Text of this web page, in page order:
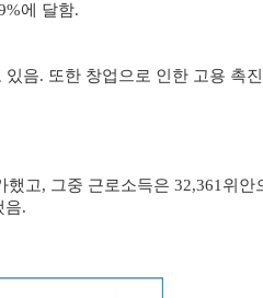
에 달함.
음. 또한 창업으로 인한 고용 촉
고, 그중 근로소득은 32,361위
음.